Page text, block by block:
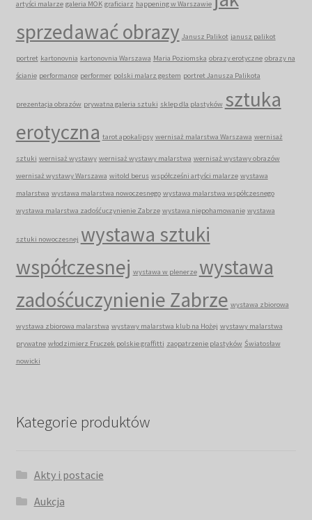
artyści malarze galeria MOK graficiarz happening w Warszawie
sprzedawać obrazy Janusz Palikot janusz palikot
portret kartonovnia kartonovnia Warszawa Maria Poziomska obrazy erotyczne obrazy na
ścianie performance performer polski malarz gestem portret Janusza Palikota
prezentacja obrazów prywatna galeria sztuki sklep dla plastyków sztuka
erotyczna tarot apokalipsy wernisaż malarstwa Warszawa wernisaż
sztuki wernisaż wystawy wernisaż wystawy malarstwa wernisaż wystawy obrazów
wernisaż wystawy Warszawa witold berus współcześni artyści malarze wystawa
malarstwa wystawa malarstwa nowoczesnego wystawa malarstwa współczesnego
wystawa malarstwa zadośćuczynienie Zabrze wystawa niepohamowanie wystawa
sztuki nowoczesnej wystawa sztuki
współczesnej wystawa w plenerze wystawa
zadośćuczynienie Zabrze wystawa zbiorowa
wystawa zbiorowa malarstwa wystawy malarstwa klub na Hożej wystawy malarstwa
prywatne włodzimierz Fruczek polskie graffitti zaopatrzenie plastyków Światosław
nowicki
Kategorie produktów
Akty i postacie
Aukcja